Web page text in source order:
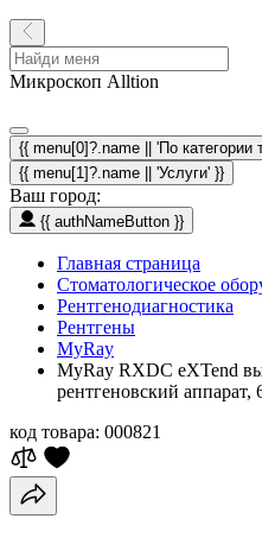
Микроскоп Alltion
{{ menu[0]?.name || 'По категории
{{ menu[1]?.name || 'Услуги' }}
Ваш город:
{{ authNameButton }}
Главная страница
Стоматологическое
Рентгенодиагностика
Рентгены
MyRay
MyRay RXDC eXTend
рентгеновский аппарат,
код товара: 000821